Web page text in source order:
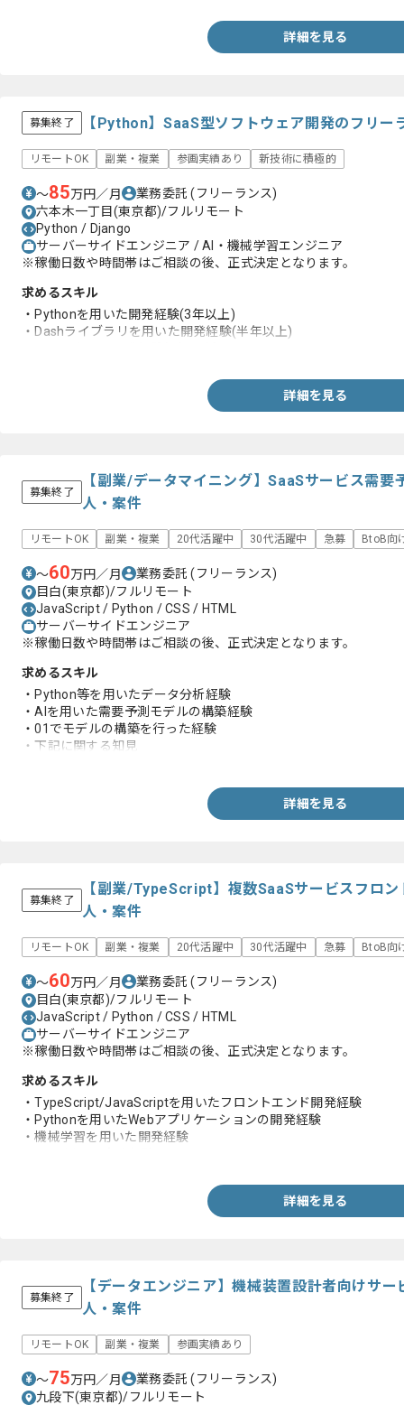
詳細を見る
募集終了 【Python】SaaS型ソフトウェア開発のフリー
リモートOK 副業・複業 参画実績あり 新技術に積極的
〜85万円／月 業務委託(フリーランス)
六本木一丁目(東京都)/フルリモート
Python / Django
サーバーサイドエンジニア / AI・機械学習エンジニア
※稼働日数や時間帯はご相談の後、正式決定となります。
求めるスキル
・Pythonを用いた開発経験(3年以上)
・Dashライブラリを用いた開発経験(半年以上)
詳細を見る
募集終了
【副業/データマイニング】SaaSサービス需要
人・案件
リモートOK 副業・複業 20代活躍中 30代活躍中 急募 BtoB向
〜60万円／月 業務委託(フリーランス)
目白(東京都)/フルリモート
JavaScript / Python / CSS / HTML
サーバーサイドエンジニア
※稼働日数や時間帯はご相談の後、正式決定となります。
求めるスキル
・Python等を用いたデータ分析経験
・AIを用いた需要予測モデルの構築経験
・01でモデルの構築を行った経験
・下記に関する知見
詳細を見る
募集終了
【副業/TypeScript】複数SaaSサービスフロン
人・案件
リモートOK 副業・複業 20代活躍中 30代活躍中 急募 BtoB向
〜60万円／月 業務委託(フリーランス)
目白(東京都)/フルリモート
JavaScript / Python / CSS / HTML
サーバーサイドエンジニア
※稼働日数や時間帯はご相談の後、正式決定となります。
求めるスキル
・TypeScript/JavaScriptを用いたフロントエンド開発経験
・Pythonを用いたWebアプリケーションの開発経験
・機械学習を用いた開発経験
詳細を見る
募集終了
【データエンジニア】機械装置設計者向けサ
人・案件
リモートOK 副業・複業 参画実績あり
〜75万円／月 業務委託(フリーランス)
九段下(東京都)/フルリモート